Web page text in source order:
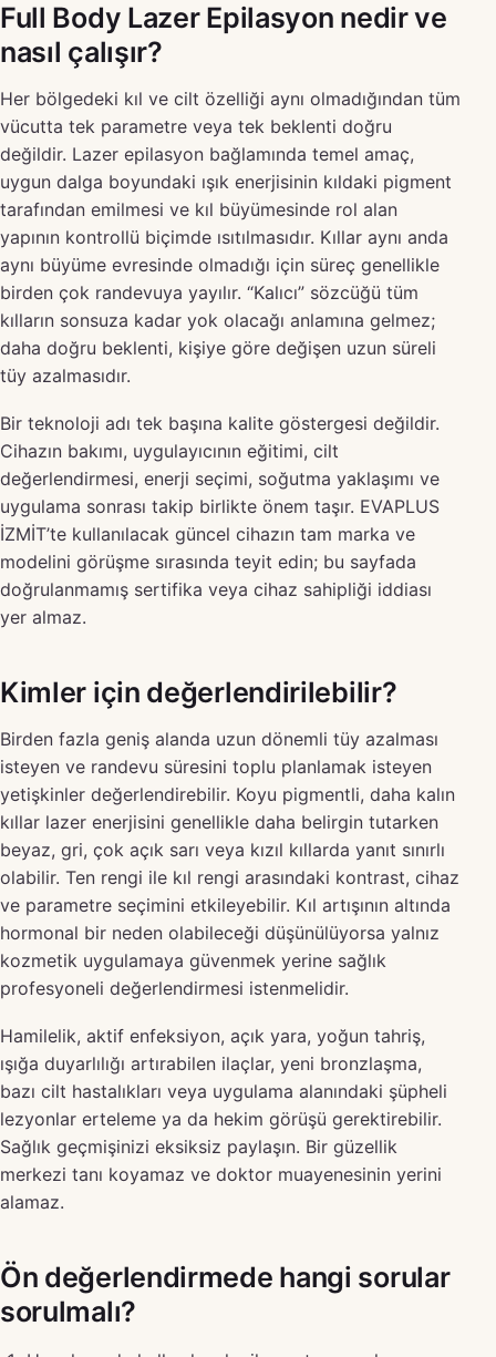
Full Body Lazer Epilasyon nedir ve
nasıl çalışır?
Her bölgedeki kıl ve cilt özelliği aynı olmadığından tüm
vücutta tek parametre veya tek beklenti doğru
değildir. Lazer epilasyon bağlamında temel amaç,
uygun dalga boyundaki ışık enerjisinin kıldaki pigment
tarafından emilmesi ve kıl büyümesinde rol alan
yapının kontrollü biçimde ısıtılmasıdır. Kıllar aynı anda
aynı büyüme evresinde olmadığı için süreç genellikle
birden çok randevuya yayılır. “Kalıcı” sözcüğü tüm
kılların sonsuza kadar yok olacağı anlamına gelmez;
daha doğru beklenti, kişiye göre değişen uzun süreli
tüy azalmasıdır.
Bir teknoloji adı tek başına kalite göstergesi değildir.
Cihazın bakımı, uygulayıcının eğitimi, cilt
değerlendirmesi, enerji seçimi, soğutma yaklaşımı ve
uygulama sonrası takip birlikte önem taşır. EVAPLUS
İZMİT’te kullanılacak güncel cihazın tam marka ve
modelini görüşme sırasında teyit edin; bu sayfada
doğrulanmamış sertifika veya cihaz sahipliği iddiası
yer almaz.
Kimler için değerlendirilebilir?
Birden fazla geniş alanda uzun dönemli tüy azalması
isteyen ve randevu süresini toplu planlamak isteyen
yetişkinler değerlendirebilir. Koyu pigmentli, daha kalın
kıllar lazer enerjisini genellikle daha belirgin tutarken
beyaz, gri, çok açık sarı veya kızıl kıllarda yanıt sınırlı
olabilir. Ten rengi ile kıl rengi arasındaki kontrast, cihaz
ve parametre seçimini etkileyebilir. Kıl artışının altında
hormonal bir neden olabileceği düşünülüyorsa yalnız
kozmetik uygulamaya güvenmek yerine sağlık
profesyoneli değerlendirmesi istenmelidir.
Hamilelik, aktif enfeksiyon, açık yara, yoğun tahriş,
ışığa duyarlılığı artırabilen ilaçlar, yeni bronzlaşma,
bazı cilt hastalıkları veya uygulama alanındaki şüpheli
lezyonlar erteleme ya da hekim görüşü gerektirebilir.
Sağlık geçmişinizi eksiksiz paylaşın. Bir güzellik
merkezi tanı koyamaz ve doktor muayenesinin yerini
alamaz.
Ön değerlendirmede hangi sorular
sorulmalı?